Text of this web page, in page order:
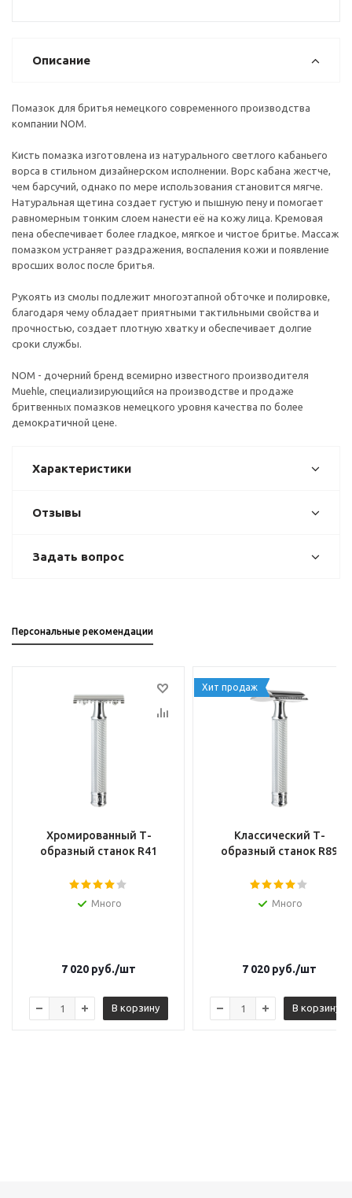
Описание
Помазок для бритья немецкого современного производства
компании NOM.
Кисть помазка изготовлена из натурального светлого кабаньего
ворса в стильном дизайнерском исполнении. Ворс кабана жестче,
чем барсучий, однако по мере использования становится мягче.
Натуральная щетина создает густую и пышную пену и помогает
равномерным тонким слоем нанести её на кожу лица. Кремовая
пена обеспечивает более гладкое, мягкое и чистое бритье. Массаж
помазком устраняет раздражения, воспаления кожи и появление
вросших волос после бритья.
Рукоять из смолы подлежит многоэтапной обточке и полировке,
благодаря чему обладает приятными тактильными свойства и
прочностью, создает плотную хватку и обеспечивает долгие
сроки службы.
NOM - дочерний бренд всемирно известного производителя
Muehle, специализирующийся на производстве и продаже
бритвенных помазков немецкого уровня качества по более
демократичной цене.
Характеристики
Отзывы
Задать вопрос
Персональные рекомендации
Хромированный Т-
образный станок R41
Много
7 020 руб./шт
В корзину
Хит продаж
Классический Т-
образный станок R89
Много
7 020 руб./шт
В корзину